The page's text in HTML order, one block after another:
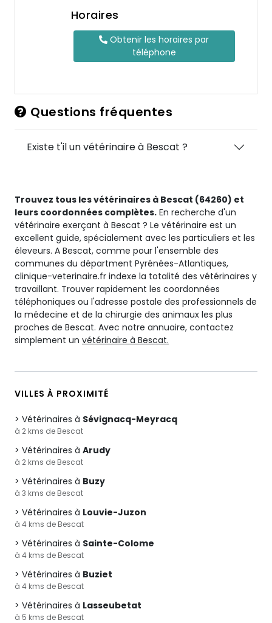
Horaires
Obtenir les horaires par
téléphone
Questions fréquentes
Existe t'il un vétérinaire à Bescat ?
Trouvez tous les vétérinaires à Bescat (64260) et
leurs coordonnées complètes. En recherche d'un
vétérinaire exerçant à Bescat ? Le vétérinaire est un
excellent guide, spécialement avec les particuliers et les
éleveurs. A Bescat, comme pour l'ensemble des
communes du départment Pyrénées-Atlantiques,
clinique-veterinaire.fr indexe la totalité des vétérinaires y
travaillant. Trouver rapidement les coordonnées
téléphoniques ou l'adresse postale des professionnels de
la médecine et de la chirurgie des animaux les plus
proches de Bescat. Avec notre annuaire, contactez
simplement un vétérinaire à Bescat.
VILLES À PROXIMITÉ
Vétérinaires à Sévignacq-Meyracq
à 2 kms de Bescat
Vétérinaires à Arudy
à 2 kms de Bescat
Vétérinaires à Buzy
à 3 kms de Bescat
Vétérinaires à Louvie-Juzon
à 4 kms de Bescat
Vétérinaires à Sainte-Colome
à 4 kms de Bescat
Vétérinaires à Buziet
à 4 kms de Bescat
Vétérinaires à Lasseubetat
à 5 kms de Bescat